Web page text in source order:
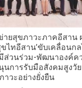
ายสุขภาวะภาคอีสาน
ไทอีสาน’ขับเคลื่อนก
ส่วนร่วม-พัฒนาองค์ค
การรับมือสังคมสูงวั
าวะอย่างยั่งยืน